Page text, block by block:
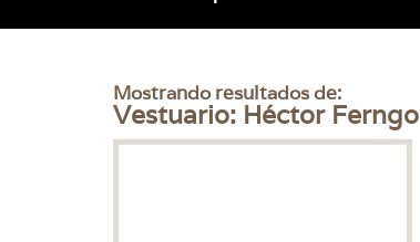
Mostrando resultados de:
Vestuario: Héctor Ferngo